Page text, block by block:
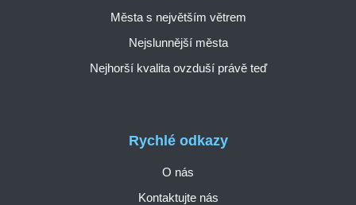
Rychlé odkazy
O nás
Kontaktujte nás
Města s největším větrem
Nejslunnější města
Nejhorší kvalita ovzduší právě teď